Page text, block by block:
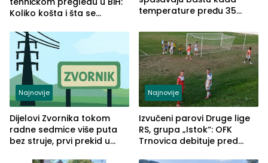
Koliko košta i šta se
temperature pređu 35
Najnovije
Dijelovi Zvornika tokom
radne sedmice više puta
bez struje, prvi prekid u
Najnovije
Izvučeni parovi Druge lige
RS, grupa „Istok“: OFK
Trnovica debituje pred